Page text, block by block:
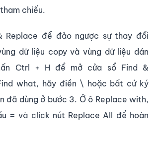
chiếu.
Replace để đảo ngược sự thay đổi
dữ liệu copy và vùng dữ liệu dán
Ctrl + H để mở cửa sổ Find &
what, hãy điền \ hoặc bất cứ ký
đã dùng ở bước 3. Ở ô Replace with,
= và click nút Replace All để hoàn